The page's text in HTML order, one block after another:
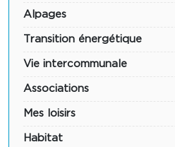
Alpages
Transition énergétique
Vie intercommunale
Associations
Mes loisirs
Habitat